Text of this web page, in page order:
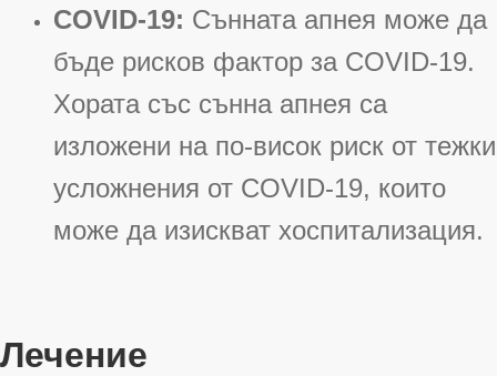
COVID-19: Сънната апнея може да
бъде рисков фактор за COVID-19.
Хората със сънна апнея са
изложени на по-висок риск от тежки
усложнения от COVID-19, които
може да изискват хоспитализация.
Лечение